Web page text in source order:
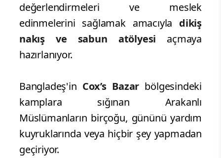
değerlendirmeleri ve meslek
edinmelerini sağlamak amacıyla dikiş
nakış ve sabun atölyesi açmaya
hazırlanıyor.
Bangladeş'in Cox’s Bazar bölgesindeki
kamplara sığınan Arakanlı
Müslümanların birçoğu, gününü yardım
kuyruklarında veya hiçbir şey yapmadan
geçiriyor.